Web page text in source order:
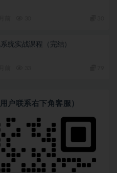
统实战课程（完结）
户联系右下角客服）